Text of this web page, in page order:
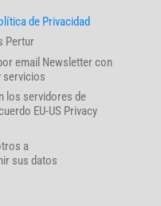
de Privacidad
Pertur
email Newsletter con
servicios
los servidores de
EU-US Privacy
a
sus datos